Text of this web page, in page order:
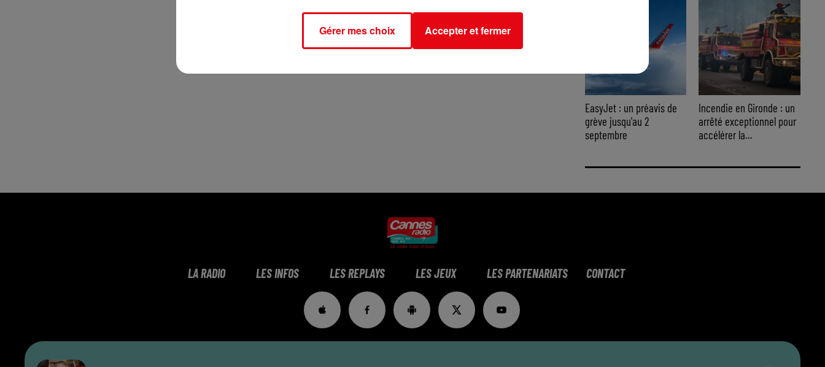
EasyJet : un préavis de
grève jusqu'au 2
septembre
Incendie en Gironde : un
arrêté exceptionnel pour
accélérer la...
LA RADIO LES INFOS LES REPLAYS LES JEUX LES PARTENARIATS CONTACT
Gérer mes choix Accepter et fermer